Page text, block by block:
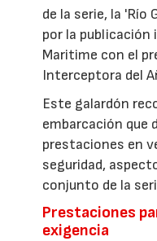
de la serie, la 'Río
por la publicación
Maritime con el
Interceptora del
Este galardón
embarcación que
prestaciones en
seguridad,
conjunto de la
Prestaciones
exigencia